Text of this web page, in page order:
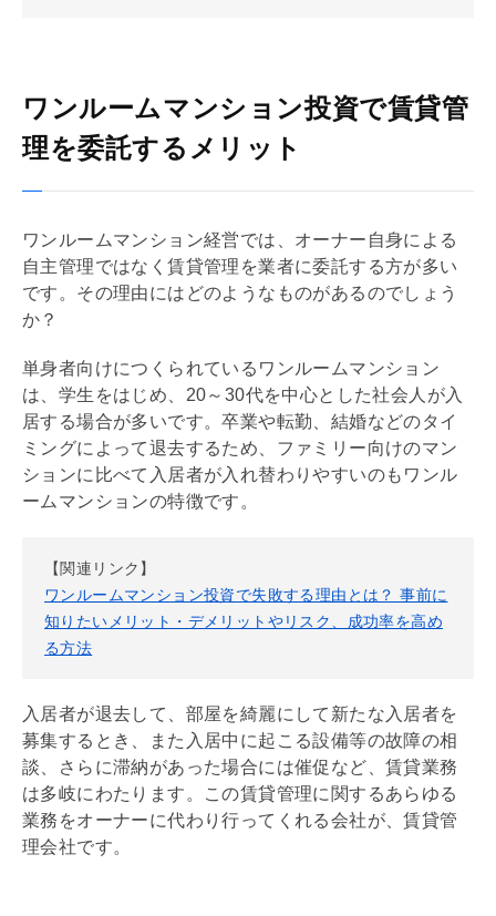
ワンルームマンション投資で賃貸管
理を委託するメリット
ワンルームマンション経営では、オーナー自身による
自主管理ではなく賃貸管理を業者に委託する方が多い
です。その理由にはどのようなものがあるのでしょう
か？
単身者向けにつくられているワンルームマンション
は、学生をはじめ、20～30代を中心とした社会人が入
居する場合が多いです。卒業や転勤、結婚などのタイ
ミングによって退去するため、ファミリー向けのマン
ションに比べて入居者が入れ替わりやすいのもワンル
ームマンションの特徴です。
【関連リンク】
ワンルームマンション投資で失敗する理由とは？ 事前に
知りたいメリット・デメリットやリスク、成功率を高め
る方法
入居者が退去して、部屋を綺麗にして新たな入居者を
募集するとき、また入居中に起こる設備等の故障の相
談、さらに滞納があった場合には催促など、賃貸業務
は多岐にわたります。この賃貸管理に関するあらゆる
業務をオーナーに代わり行ってくれる会社が、賃貸管
理会社です。